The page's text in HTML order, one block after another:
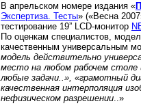
В апрельском номере издания «
Экспертиза. Тесты» («Весна
тестирование 19” LCD-монитор
По оценкам специалистов,
качественным универсальным
модель действительно
место на любом рабочем
любые задачи..», «грамотный
качественная интерполяция
нефизическом разрешении..»